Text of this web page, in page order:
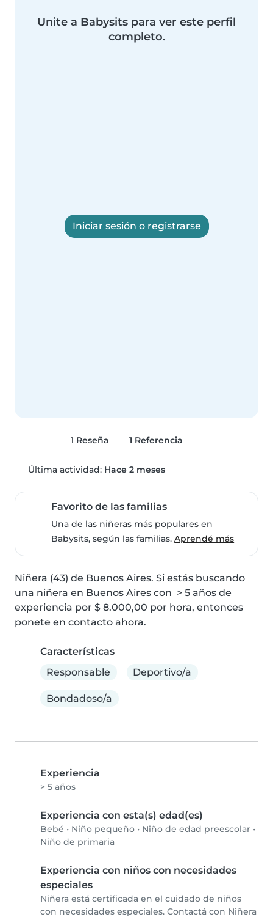
Unite a Babysits para ver este perfil
completo.
Iniciar sesión o registrarse
1 Reseña 1 Referencia
Última actividad: Hace 2 meses
Favorito de las familias
Una de las niñeras más populares en
Babysits, según las familias.Aprendé más
Niñera (43) de Buenos Aires. Si estás buscando
una niñera en Buenos Aires con  > 5 años de
experiencia por $ 8.000,00 por hora, entonces
ponete en contacto ahora.
Características
Responsable
Deportivo/a
Bondadoso/a
Experiencia
> 5 años
Experiencia con esta(s) edad(es)
Bebé • Niño pequeño • Niño de edad preescolar •
Niño de primaria
Experiencia con niños con necesidades
especiales
Niñera está certificada en el cuidado de niños
con necesidades especiales. Contactá con Niñera